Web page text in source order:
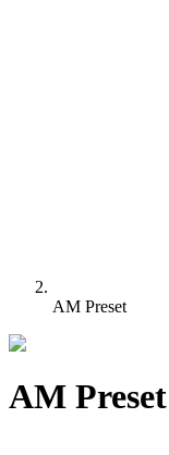
AM Preset
AM Preset